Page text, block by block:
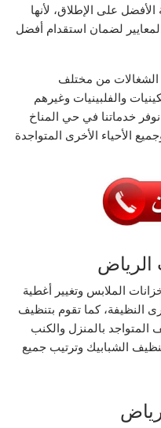
على الإطلاق، لأنها
لضمان استقدام أفضل
الشغالات من مختلف
والفلبينيات وغيرهم
نوفر خدماتنا في حي المناخ
الأحياء الأخرى المتواجدة
الرياض
الملابس وتغيير أغطية
النظيفة، كما تقوم بتنظيف
المتواجد بالمنزل والكنب
الشبابيك وترتيب جميع